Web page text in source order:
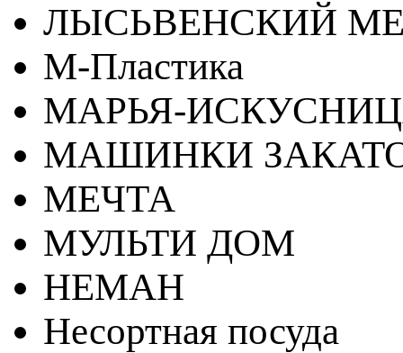
ЛЫСЬВЕНСКИЙ
М-Пластика
МАРЬЯ-
МАШИНКИ
МЕЧТА
МУЛЬТИ ДОМ
НЕМАН
Несортная посуда